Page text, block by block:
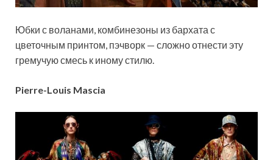
Юбки с воланами, комбинезоны из бархата с
цветочным принтом, пэчворк — сложно отнести эту
гремучую смесь к иному стилю.
Pierre-Louis Mascia